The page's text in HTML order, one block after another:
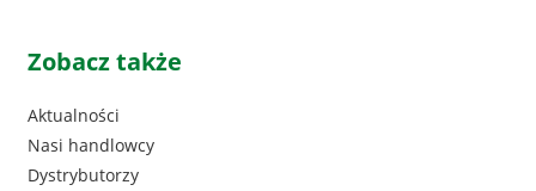
Zobacz także
Aktualności
Nasi handlowcy
Dystrybutorzy